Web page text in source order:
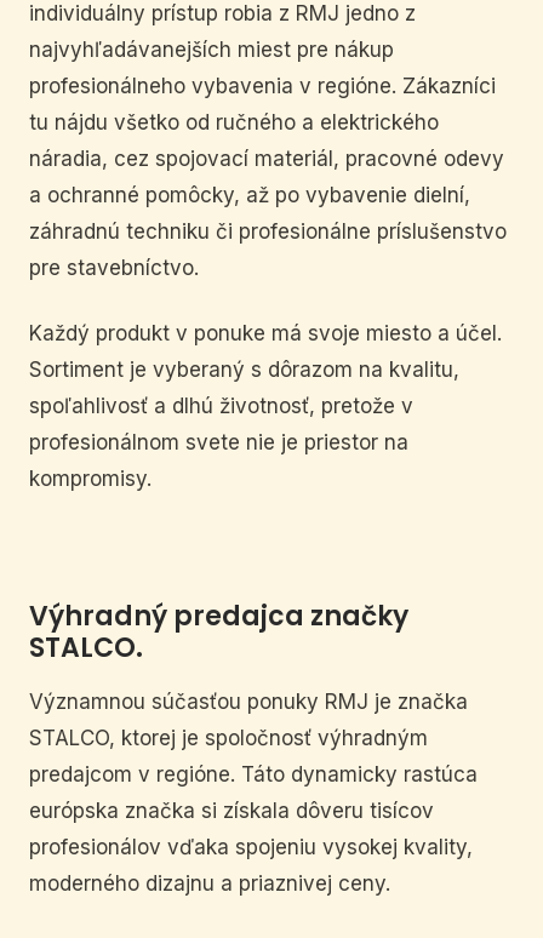
individuálny prístup robia z RMJ jedno z
najvyhľadávanejších miest pre nákup
profesionálneho vybavenia v regióne. Zákazníci
tu nájdu všetko od ručného a elektrického
náradia, cez spojovací materiál, pracovné odevy
a ochranné pomôcky, až po vybavenie dielní,
záhradnú techniku či profesionálne príslušenstvo
pre stavebníctvo.
Každý produkt v ponuke má svoje miesto a účel.
Sortiment je vyberaný s dôrazom na kvalitu,
spoľahlivosť a dlhú životnosť, pretože v
profesionálnom svete nie je priestor na
kompromisy.
Výhradný predajca značky
STALCO.
Významnou súčasťou ponuky RMJ je značka
STALCO, ktorej je spoločnosť výhradným
predajcom v regióne. Táto dynamicky rastúca
európska značka si získala dôveru tisícov
profesionálov vďaka spojeniu vysokej kvality,
moderného dizajnu a priaznivej ceny.